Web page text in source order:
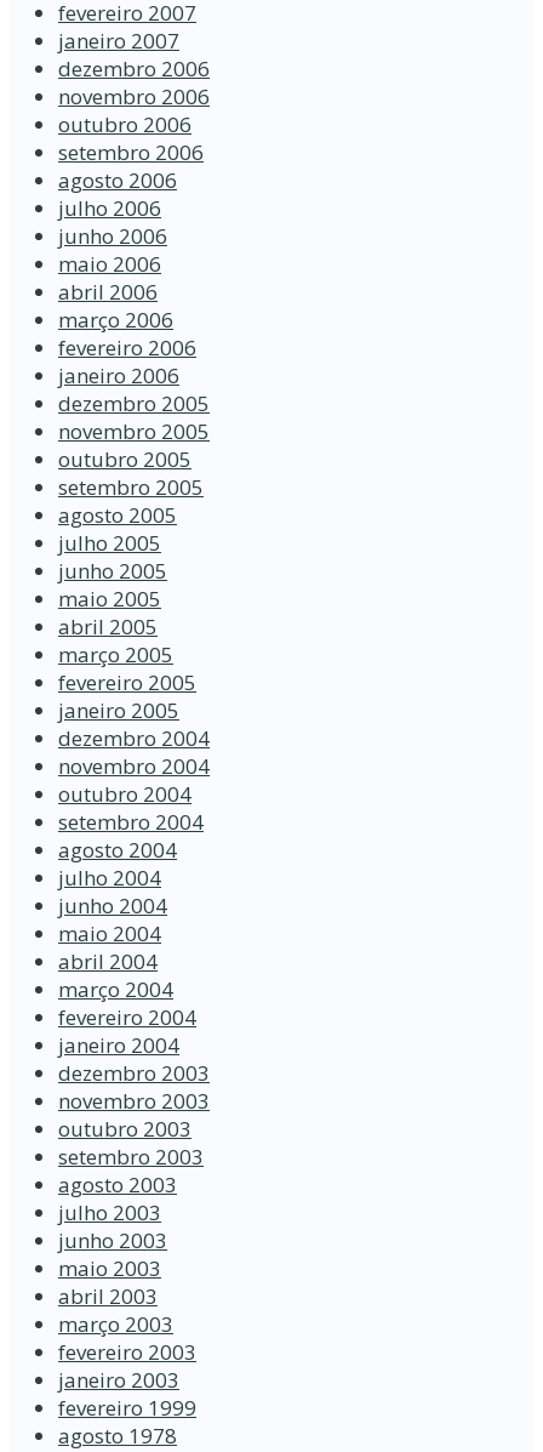
fevereiro 2007
janeiro 2007
dezembro 2006
novembro 2006
outubro 2006
setembro 2006
agosto 2006
julho 2006
junho 2006
maio 2006
abril 2006
março 2006
fevereiro 2006
janeiro 2006
dezembro 2005
novembro 2005
outubro 2005
setembro 2005
agosto 2005
julho 2005
junho 2005
maio 2005
abril 2005
março 2005
fevereiro 2005
janeiro 2005
dezembro 2004
novembro 2004
outubro 2004
setembro 2004
agosto 2004
julho 2004
junho 2004
maio 2004
abril 2004
março 2004
fevereiro 2004
janeiro 2004
dezembro 2003
novembro 2003
outubro 2003
setembro 2003
agosto 2003
julho 2003
junho 2003
maio 2003
abril 2003
março 2003
fevereiro 2003
janeiro 2003
fevereiro 1999
agosto 1978